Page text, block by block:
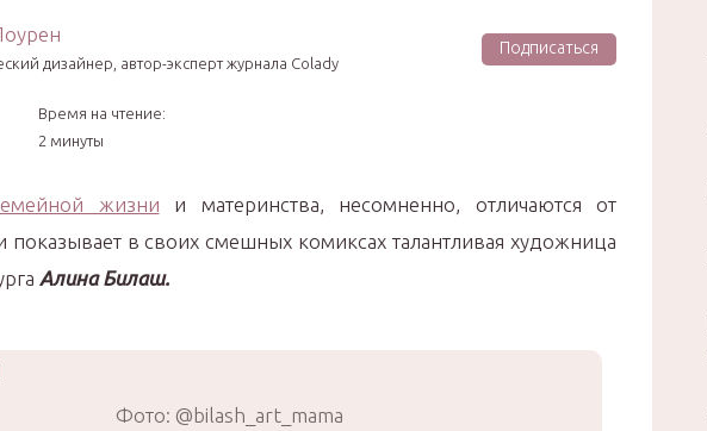
дизайнер, автор-эксперт журнала Colady
Подписаться
Время на чтение:
2 минуты
жизни и материнства, несомненно, отличаются от
показывает в своих смешных комиксах талантливая художница
Алина Билаш.
Фото: @bilash_art_mama